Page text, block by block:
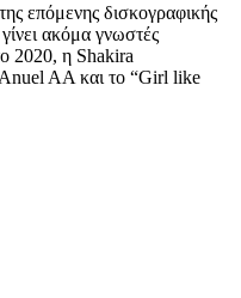
επόμενης δισκογραφικής
ακόμα γνωστές
2020, η Shakira
AA και το “Girl like